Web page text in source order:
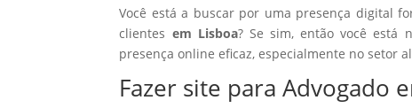
Você está a buscar por uma presença digital
clientes em Lisboa? Se sim, então você está
presença online eficaz, especialmente no setor
Fazer site para Advogado